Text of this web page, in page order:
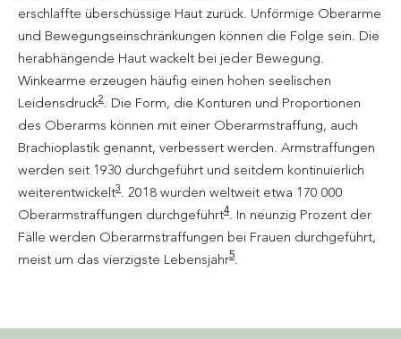
erschlaffte überschüssige Haut zurück. Unförmige Oberarme
und Bewegungseinschränkungen können die Folge sein. Die
herabhängende Haut wackelt bei jeder Bewegung.
Winkearme erzeugen häufig einen hohen seelischen
Leidensdruck2. Die Form, die Konturen und Proportionen
des Oberarms können mit einer Oberarmstraffung, auch
Brachioplastik genannt, verbessert werden. Armstraffungen
werden seit 1930 durchgeführt und seitdem kontinuierlich
weiterentwickelt3. 2018 wurden weltweit etwa 170 000
Oberarmstraffungen durchgeführt4. In neunzig Prozent der
Fälle werden Oberarmstraffungen bei Frauen durchgeführt,
meist um das vierzigste Lebensjahr5.